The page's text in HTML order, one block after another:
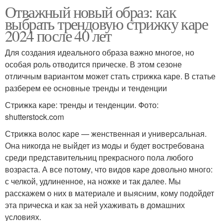
Отважный новый образ: как
выбрать трендовую стрижку каре
2024 после 40 лет
Для создания идеального образа важно многое, но
особая роль отводится прическе. В этом сезоне
отличным вариантом может стать стрижка каре. В статье
разберем ее основные тренды и тенденции
Стрижка каре: тренды и тенденции. Фото:
shutterstock.com
Стрижка волос каре — женственная и универсальная.
Она никогда не выйдет из моды и будет востребована
среди представительниц прекрасного пола любого
возраста. А все потому, что видов каре довольно много:
с челкой, удлиненное, на ножке и так далее. Мы
расскажем о них в материале и выясним, кому подойдет
эта прическа и как за ней ухаживать в домашних
условиях.